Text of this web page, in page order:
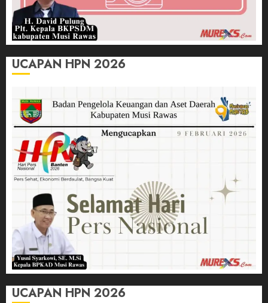
UCAPAN HPN 2026
UCAPAN HPN 2026